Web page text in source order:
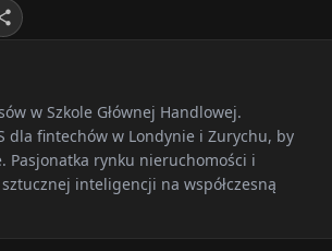
w Szkole Głównej Handlowej.
dla fintechów w Londynie i Zurychu, by
Pasjonatka rynku nieruchomości i
inteligencji na współczesną